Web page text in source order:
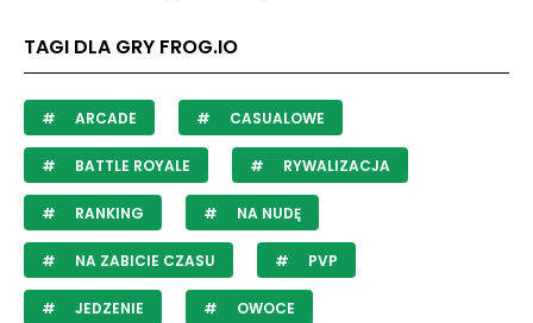
TAGI DLA GRY FROG.IO
ARCADE CASUALOWE
BATTLE ROYALE RYWALIZACJA
RANKING NA NUDĘ
NA ZABICIE CZASU PVP
JEDZENIE OWOCE